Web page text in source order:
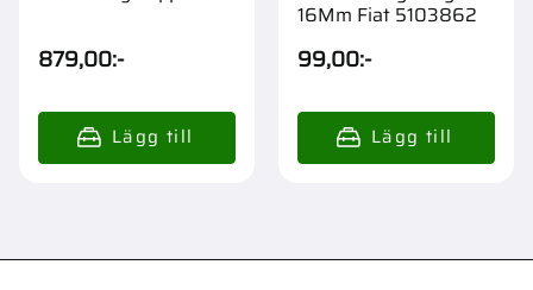
879,00:-
16Mm Fiat 5103862
99,00:-